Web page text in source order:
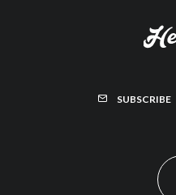
SUBSCRIBE